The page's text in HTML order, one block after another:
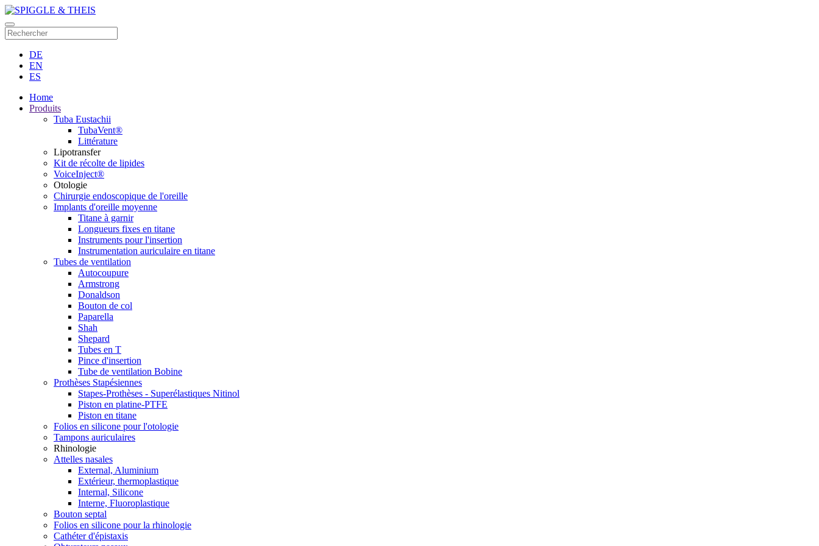
DE
EN
ES
Home
Produits
Tuba Eustachii
TubaVent®
Littérature
Lipotransfer
Kit de récolte de lipides
VoiceInject®
Otologie
Chirurgie endoscopique de l'oreille
Implants d'oreille moyenne
Titane à garnir
Longueurs fixes en titane
Instruments pour l'insertion
Instrumentation auriculaire en titane
Tubes de ventilation
Autocoupure
Armstrong
Donaldson
Bouton de col
Paparella
Shah
Shepard
Tubes en T
Pince d'insertion
Tube de ventilation Bobine
Prothèses Stapésiennes
Stapes-Prothèses - Superélastiques Nitinol
Piston en platine-PTFE
Piston en titane
Folios en silicone pour l'otologie
Tampons auriculaires
Rhinologie
Attelles nasales
External, Aluminium
Extérieur, thermoplastique
Internal, Silicone
Interne, Fluoroplastique
Bouton septal
Folios en silicone pour la rhinologie
Cathéter d'épistaxis